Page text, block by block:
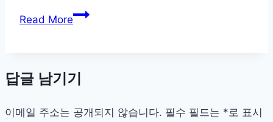
Read More나
어
즐
답글 남기기
이메일 주소는 공개되지 않습니다. 필수 필드는 *로 표시